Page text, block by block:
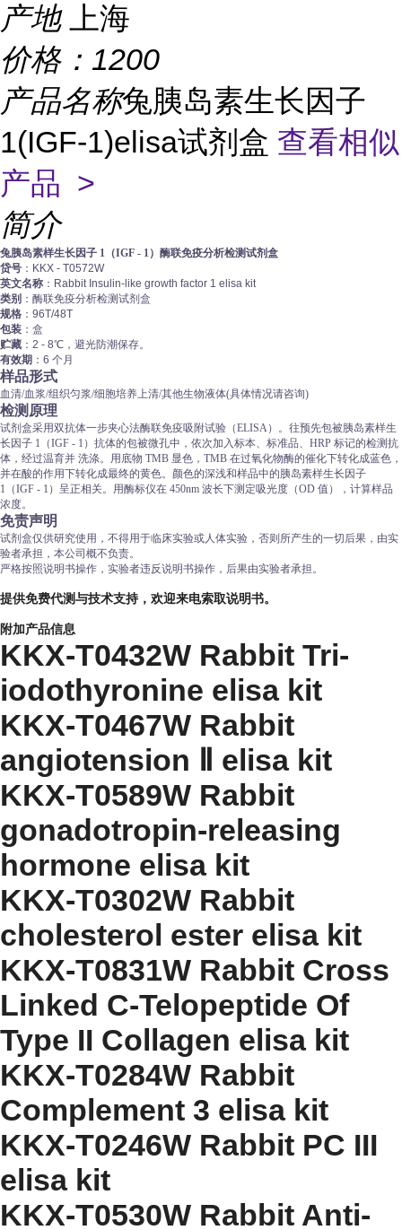
产地
上海
价格： 1200
产品名称兔胰岛素生长因子
1(IGF-1)elisa试剂盒 查看相似
产品 >
简介
兔胰岛素样生长因子 1（IGF - 1）酶联免疫分析检测试剂盒
贷号 ：KKX - T0572W
英文名称 ：Rabbit Insulin-like growth factor 1 elisa kit
类别 ：酶联免疫分析检测试剂盒
规格 ：96T/48T
包装 ：盒
贮藏 ：2 - 8℃，避光防潮保存。
有效期 ：6 个月
样品形式
血清/血浆/组织匀浆/细胞培养上清/其他生物液体(具体情况请咨询)
检测原理
试剂盒采用双抗体一步夹心法酶联免疫吸附试验（ELISA）。往预先包被胰岛素样生
长因子 1（IGF - 1）抗体的包被微孔中，依次加入标本、标准品、HRP 标记的检测抗
体，经过温育并 洗涤。用底物 TMB 显色，TMB 在过氧化物酶的催化下转化成蓝色，
并在酸的作用下转化成最终的黄色。颜色的深浅和样品中的胰岛素样生长因子
1（IGF - 1）呈正相关。用酶标仪在 450nm 波长下测定吸光度（OD 值），计算样品
浓度。
免责声明
试剂盒仅供研究使用，不得用于临床实验或人体实验，否则所产生的一切后果，由实
验者承担，本公司概不负责。
严格按照说明书操作，实验者违反说明书操作，后果由实验者承担。
提供免费代测与技术支持，欢迎来电索取说明书。
附加产品信息
KKX-T0432W Rabbit Tri-
iodothyronine elisa kit
KKX-T0467W Rabbit
angiotension Ⅱ elisa kit
KKX-T0589W Rabbit
gonadotropin-releasing
hormone elisa kit
KKX-T0302W Rabbit
cholesterol ester elisa kit
KKX-T0831W Rabbit Cross
Linked C-Telopeptide Of
Type II Collagen elisa kit
KKX-T0284W Rabbit
Complement 3 elisa kit
KKX-T0246W Rabbit PC III
elisa kit
KKX-T0530W Rabbit Anti-